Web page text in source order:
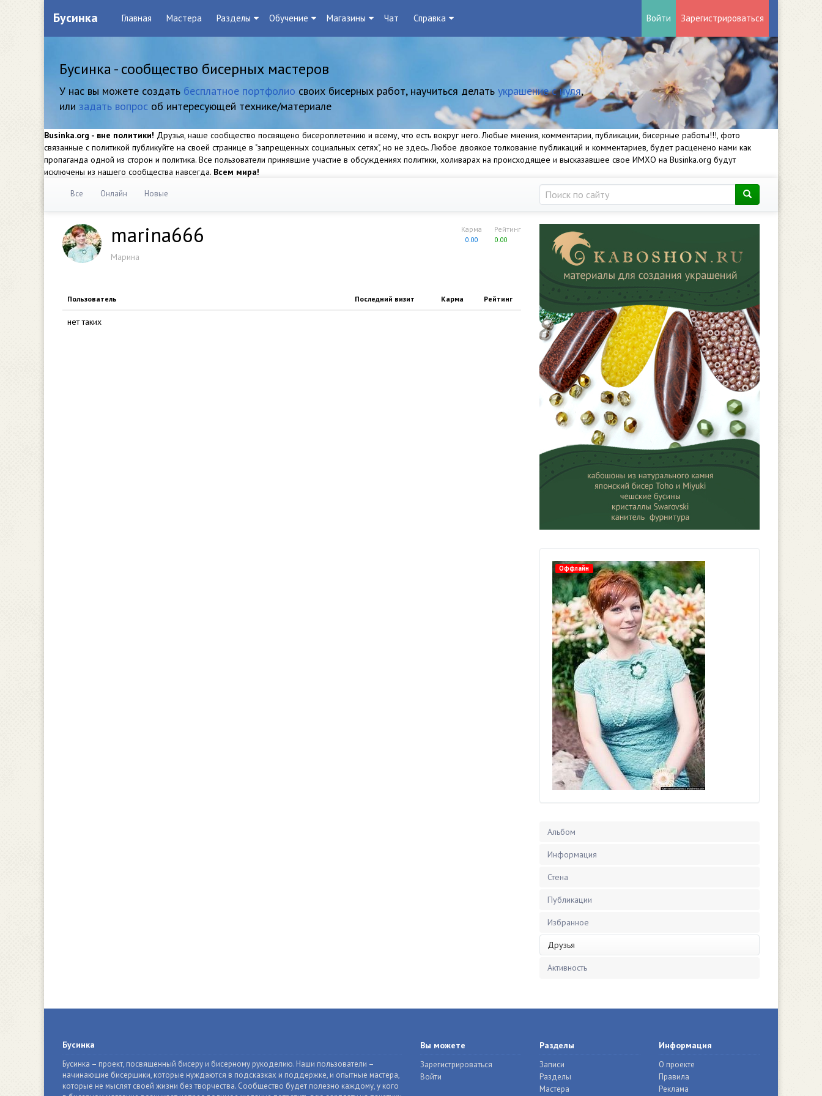
Бусинка Главная Мастера Разделы Обучение Магазины Чат Справка Войти Зарегистрироваться
Бусинка - сообщество бисерных мастеров
У нас вы можете создать бесплатное портфолио своих бисерных работ, научиться делать украшение с нуля,
или задать вопрос об интересующей технике/материале
Businka.org - вне политики! Друзья, наше сообщество посвящено бисероплетению и всему, что есть вокруг него. Любые мнения, комментарии, публикации, бисерные работы!!!, фото
связанные с политикой публикуйте на своей странице в "запрещенных социальных сетях", но не здесь. Любое двоякое толкование публикаций и комментариев, будет расценено нами как
пропаганда одной из сторон и политика. Все пользователи принявшие участие в обсуждениях политики, холиварах на происходящее и высказавшее свое ИМХО на Businka.org будут
исключены из нашего сообщества навсегда. Всем мира!
Все Онлайн Новые
Рейтинг
0.00
Карма
0.00
marina666
Марина
Пользователь Последний визит Карма Рейтинг
нет таких
Оффлайн
Альбом
Информация
Стена
Публикации
Избранное
Друзья
Активность
Бусинка
Бусинка – проект, посвященный бисеру и бисерному рукоделию. Наши пользователи –
начинающие бисерщики, которые нуждаются в подсказках и поддержке, и опытные мастера,
которые не мыслят своей жизни без творчества. Сообщество будет полезно каждому, у кого
Вы можете
Зарегистрироваться
Войти
Разделы
Записи
Разделы
Мастера
Информация
О проекте
Правила
Реклама